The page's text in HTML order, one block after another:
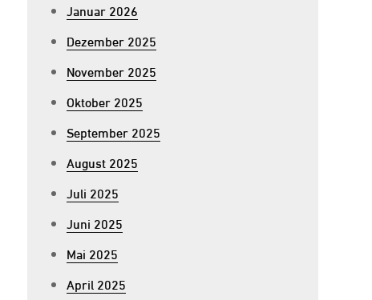
Januar 2026
Dezember 2025
November 2025
Oktober 2025
September 2025
August 2025
Juli 2025
Juni 2025
Mai 2025
April 2025